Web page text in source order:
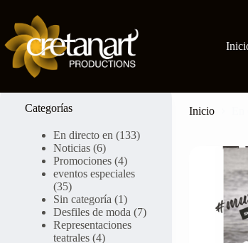
contenido
Inicio
Categorías
En directo en (133)
Noticias (6)
Promociones (4)
eventos especiales
(35)
Sin categoría (1)
Desfiles de moda (7)
Representaciones
teatrales (4)